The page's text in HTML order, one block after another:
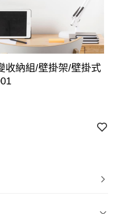
收納組/壁掛架/壁掛式